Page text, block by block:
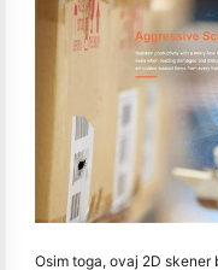
Osim toga, ovaj 2D